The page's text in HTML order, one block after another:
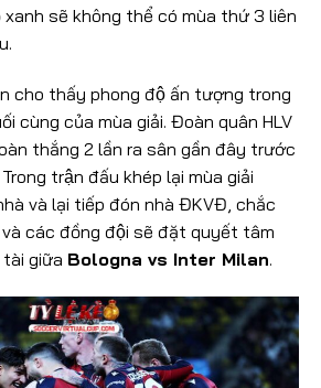
sẽ không thể có mùa thứ 3 liên
cho thấy phong độ ấn tượng trong
cùng của mùa giải. Đoàn quân HLV
thắng 2 lần ra sân gần đây trước
trận đấu khép lại mùa giải
và lại tiếp đón nhà ĐKVĐ, chắc
các đồng đội sẽ đặt quyết tâm
giữa Bologna vs Inter Milan.